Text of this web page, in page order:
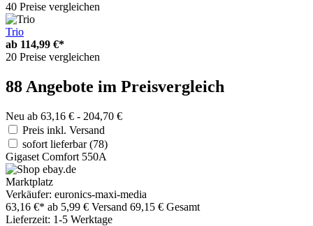
40 Preise vergleichen
Trio
ab 114,99 €*
20 Preise vergleichen
88 Angebote im Preisvergleich
Neu ab 63,16 € - 204,70 €
Preis inkl. Versand
sofort lieferbar(78)
Gigaset Comfort 550A
Marktplatz
Verkäufer: euronics-maxi-media
63,16 €* ab 5,99 € Versand 69,15 € Gesamt
Lieferzeit: 1-5 Werktage